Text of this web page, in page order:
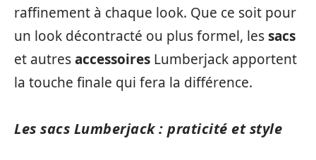
raffinement à chaque look. Que ce soit pour
un look décontracté ou plus formel, lessacs
et autresaccessoires Lumberjack apportent
la touche finale qui fera la différence.
Les sacs Lumberjack : praticité et style